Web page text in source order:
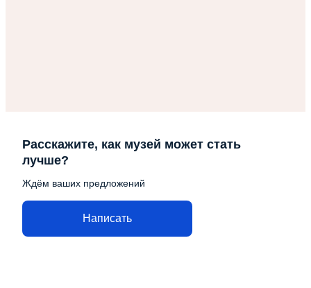
Расскажите, как музей может стать
лучше?
Ждём ваших предложений
Написать